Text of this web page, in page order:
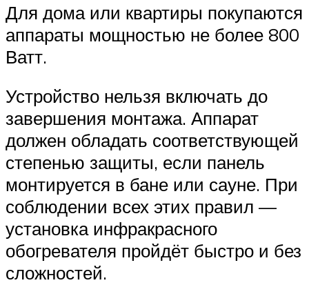
Для дома или квартиры покупаются
аппараты мощностью не более 800
Ватт.
Устройство нельзя включать до
завершения монтажа. Аппарат
должен обладать соответствующей
степенью защиты, если панель
монтируется в бане или сауне. При
соблюдении всех этих правил —
установка инфракрасного
обогревателя пройдёт быстро и без
сложностей.